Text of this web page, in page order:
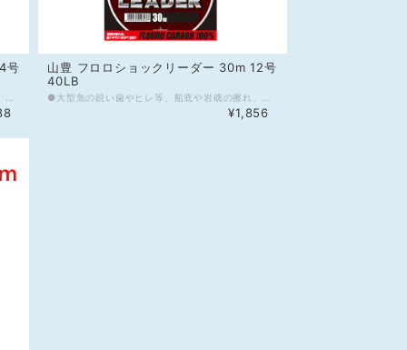
号
山豊 フロロショックリーダー 30m 12号
40LB
¥1,856